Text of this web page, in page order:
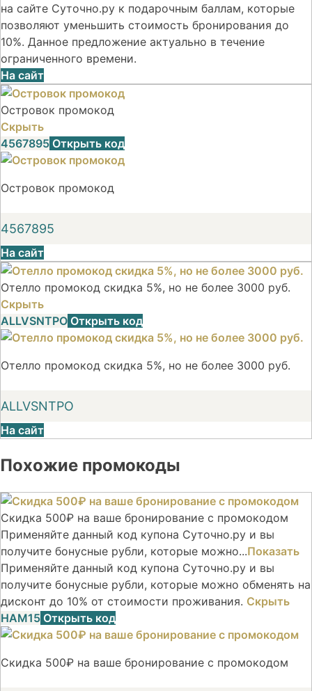
на сайте Суточно.ру к подарочным баллам, которые
позволяют уменьшить стоимость бронирования до
10%. Данное предложение актуально в течение
ограниченного времени.
На сайт
Островок промокод
Скрыть
4567895 Открыть код
Островок промокод
4567895
На сайт
Отелло промокод скидка 5%, но не более 3000 руб.
Скрыть
ALLVSNTPO Открыть код
Отелло промокод скидка 5%, но не более 3000 руб.
ALLVSNTPO
На сайт
Похожие промокоды
Скидка 500₽ на ваше бронирование с промокодом
Применяйте данный код купона Суточно.ру и вы
получите бонусные рубли, которые можно...Показать
Применяйте данный код купона Суточно.ру и вы
получите бонусные рубли, которые можно обменять на
дисконт до 10% от стоимости проживания. Скрыть
НАМ15 Открыть код
Скидка 500₽ на ваше бронирование с промокодом